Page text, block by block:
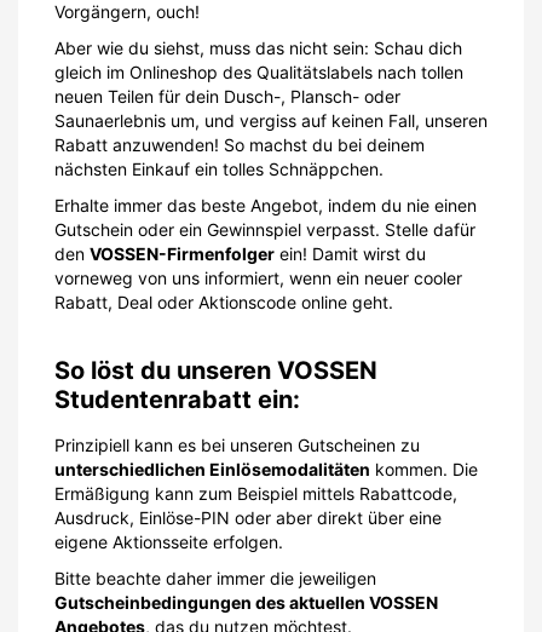
Vorgängern, ouch!
Aber wie du siehst, muss das nicht sein: Schau dich
gleich im Onlineshop des Qualitätslabels nach tollen
neuen Teilen für dein Dusch-, Plansch- oder
Saunaerlebnis um, und vergiss auf keinen Fall, unseren
Rabatt anzuwenden! So machst du bei deinem
nächsten Einkauf ein tolles Schnäppchen.
Erhalte immer das beste Angebot, indem du nie einen
Gutschein oder ein Gewinnspiel verpasst. Stelle dafür
den VOSSEN-Firmenfolger ein! Damit wirst du
vorneweg von uns informiert, wenn ein neuer cooler
Rabatt, Deal oder Aktionscode online geht.
So löst du unseren VOSSEN
Studentenrabatt ein:
Prinzipiell kann es bei unseren Gutscheinen zu
unterschiedlichen Einlösemodalitäten kommen. Die
Ermäßigung kann zum Beispiel mittels Rabattcode,
Ausdruck, Einlöse-PIN oder aber direkt über eine
eigene Aktionsseite erfolgen.
Bitte beachte daher immer die jeweiligen
Gutscheinbedingungen des aktuellen VOSSEN
Angebotes, das du nutzen möchtest.